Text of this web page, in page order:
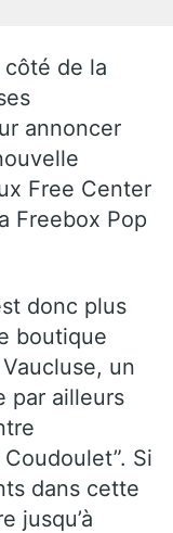
de la
annoncer
Free Center
Freebox Pop
donc plus
boutique
un
par ailleurs
Si
dans cette
jusqu’à